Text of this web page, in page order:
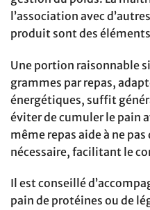
l’association avec
produit sont des
Une portion raisonnable
grammes par repas,
énergétiques, suffit
éviter de cumuler le pain
même repas aide à ne
nécessaire, facilitant le
Il est conseillé
pain de protéines ou de